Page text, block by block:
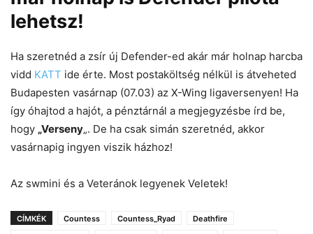
lehetsz!
Ha szeretnéd a zsír új Defender-ed akár már holnap harcba
vidd KATT ide érte. Most postaköltség nélkül is átveheted
Budapesten vasárnap (07.03) az X-Wing ligaversenyen! Ha
így óhajtod a hajót, a pénztárnál a megjegyzésbe írd be,
hogy „Verseny„. De ha csak simán szeretnéd, akkor
vasárnapig ingyen viszik házhoz!
Az swmini és a Veteránok legyenek Veletek!
CÍMKÉK Countess Countess_Ryad
Deathfire